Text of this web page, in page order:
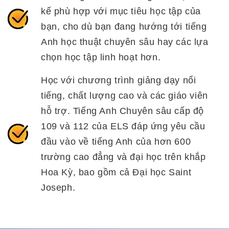
kế phù hợp với mục tiêu học tập của
bạn, cho dù bạn đang hướng tới tiếng
Anh học thuật chuyên sâu hay các lựa
chọn học tập linh hoạt hơn.
Học với chương trình giảng dạy nổi
tiếng, chất lượng cao và các giáo viên
hỗ trợ. Tiếng Anh Chuyên sâu cấp độ
109 và 112 của ELS đáp ứng yêu cầu
đầu vào về tiếng Anh của hơn 600
trường cao đẳng và đại học trên khắp
Hoa Kỳ, bao gồm cả Đại học Saint
Joseph.